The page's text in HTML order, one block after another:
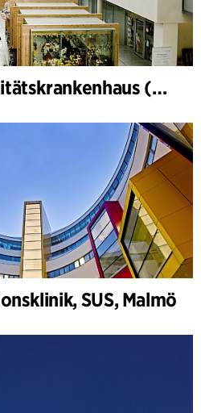
Akershus Universitätskrankenhaus (Nye Ahus)
SUS, Malmö